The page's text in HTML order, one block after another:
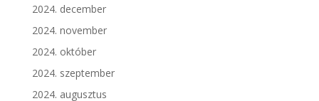
2024. december
2024. november
2024. október
2024. szeptember
2024. augusztus